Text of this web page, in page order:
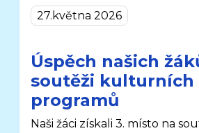
27.května 2026
Úspěch našich
soutěži kulturních
programů
Naši žáci získali 3. místo na